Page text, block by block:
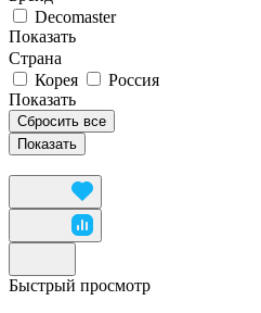
Decomaster
Показать
Страна
Корея
Россия
Показать
Сбросить все
Быстрый просмотр